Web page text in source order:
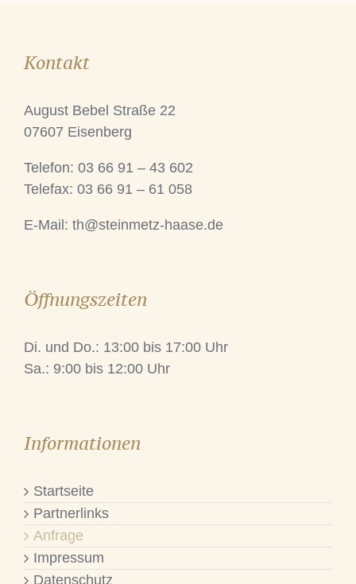
Kontakt
August Bebel Straße 22
07607 Eisenberg
Telefon: 03 66 91 – 43 602
Telefax: 03 66 91 – 61 058
E-Mail: th@steinmetz-haase.de
Öffnungszeiten
Di. und Do.: 13:00 bis 17:00 Uhr
Sa.: 9:00 bis 12:00 Uhr
Informationen
Startseite
Partnerlinks
Anfrage
Impressum
Datenschutz